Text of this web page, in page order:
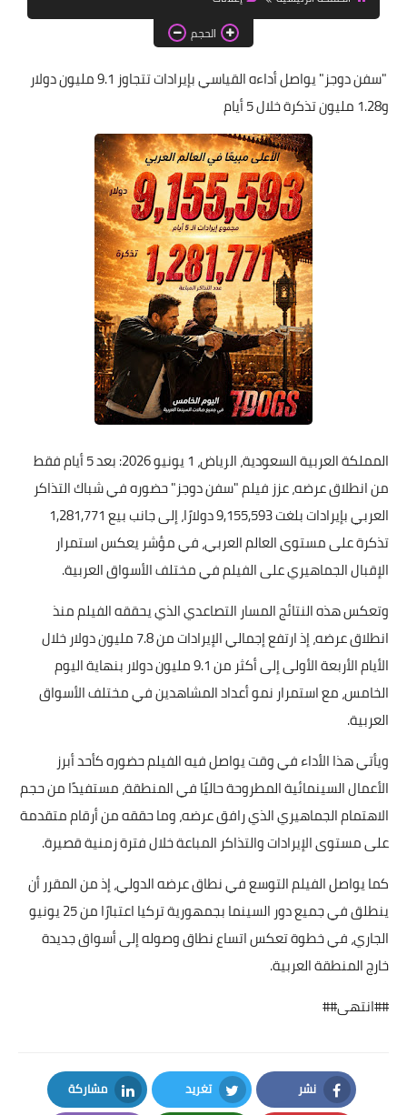
اخبار الطلبة
الاخبار العامة
الحجم
"سفن دوجز" يواصل أداءه القياسي بإيرادات تتجاوز 9.1 مليون دولار
و1.28 مليون تذكرة خلال 5 أيام
المملكة العربية السعودية، الرياض، 1 يونيو 2026: بعد 5 أيام فقط
من انطلاق عرضه، عزز فيلم "سفن دوجز" حضوره في شباك التذاكر
العربي بإيرادات بلغت 9,155,593 دولارًا، إلى جانب بيع 1,281,771
تذكرة على مستوى العالم العربي، في مؤشر يعكس استمرار
الإقبال الجماهيري على الفيلم في مختلف الأسواق العربية.
وتعكس هذه النتائج المسار التصاعدي الذي يحققه الفيلم منذ
انطلاق عرضه، إذ ارتفع إجمالي الإيرادات من 7.8 مليون دولار خلال
الأيام الأربعة الأولى إلى أكثر من 9.1 مليون دولار بنهاية اليوم
الخامس، مع استمرار نمو أعداد المشاهدين في مختلف الأسواق
العربية.
ويأتي هذا الأداء في وقت يواصل فيه الفيلم حضوره كأحد أبرز
الأعمال السينمائية المطروحة حاليًا في المنطقة، مستفيدًا من حجم
الاهتمام الجماهيري الذي رافق عرضه، وما حققه من أرقام متقدمة
على مستوى الإيرادات والتذاكر المباعة خلال فترة زمنية قصيرة.
كما يواصل الفيلم التوسع في نطاق عرضه الدولي، إذ من المقرر أن
ينطلق في جميع دور السينما بجمهورية تركيا اعتبارًا من 25 يونيو
الجاري، في خطوة تعكس اتساع نطاق وصوله إلى أسواق جديدة
خارج المنطقة العربية.
##انتهى##
نشر تغريد مشاركة